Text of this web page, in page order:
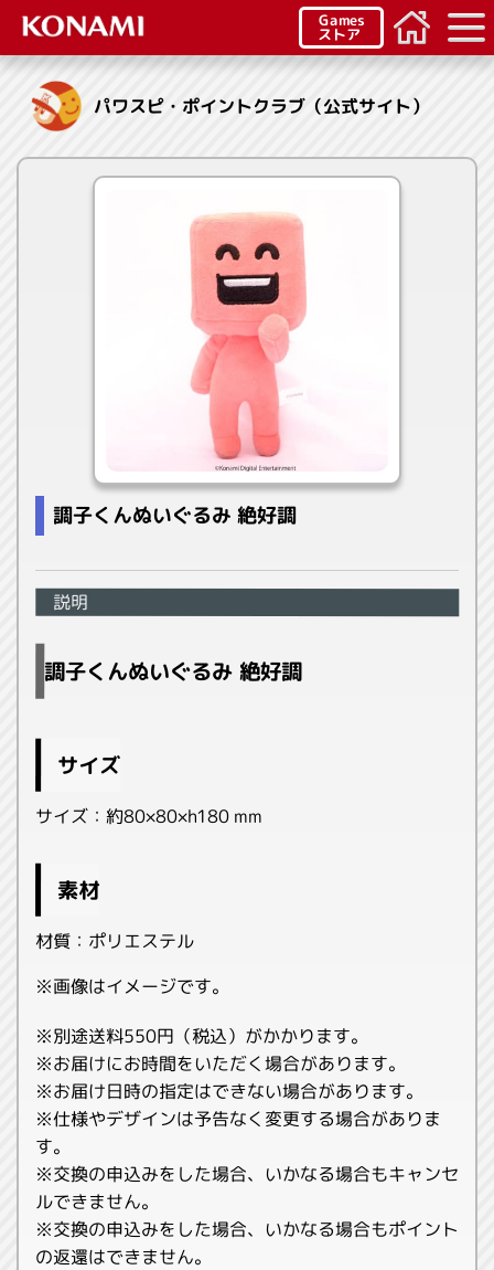
Games
ストア
パワスピ・ポイントクラブ（公式サイト）
調子くんぬいぐるみ 絶好調
説明
調子くんぬいぐるみ 絶好調
サイズ
サイズ：約80×80×h180 mm
素材
材質：ポリエステル
※画像はイメージです。
※別途送料550円（税込）がかかります。
※お届けにお時間をいただく場合があります。
※お届け日時の指定はできない場合があります。
※仕様やデザインは予告なく変更する場合がありま
す。
※交換の申込みをした場合、いかなる場合もキャンセ
ルできません。
※交換の申込みをした場合、いかなる場合もポイント
の返還はできません。